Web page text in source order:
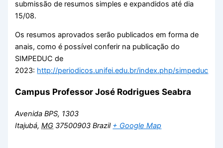
submissão de resumos simples e expandidos até dia
15/08.
Os resumos aprovados serão publicados em forma de
anais, como é possível conferir na publicação do
SIMPEDUC de
2023: http://periodicos.unifei.edu.br/index.php/simpeduc
Campus Professor José Rodrigues Seabra
Avenida BPS, 1303
Itajubá, MG 37500903 Brazil + Google Map